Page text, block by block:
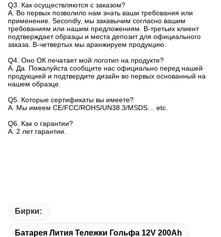
Q3. Как осуществляются с заказом?
A. Во первых позволило нам знать ваши требования или
применение. Secondly, мы закавычим согласно вашим
требованиям или нашим предложениям. В-третьих клиент
подтверждает образцы и места депозит для официального
заказа. В-четвертых мы аранжируем продукцию.
Q4. Оно ОК печатает мой логотип на продукте?
A. Да. Пожалуйста сообщите нас официально перед нашей
продукцией и подтвердите дизайн во первых основанный на
нашем образце.
Q5. Которые сертификаты вы имеете?
A. Мы имеем CE/FCC/ROHS/UN38.3/MSDS… etc.
Q6. Как о гарантии?
A. 2 лет гарантии.
Бирки:
Батарея Лития Тележки Гольфа 12V 200Ah